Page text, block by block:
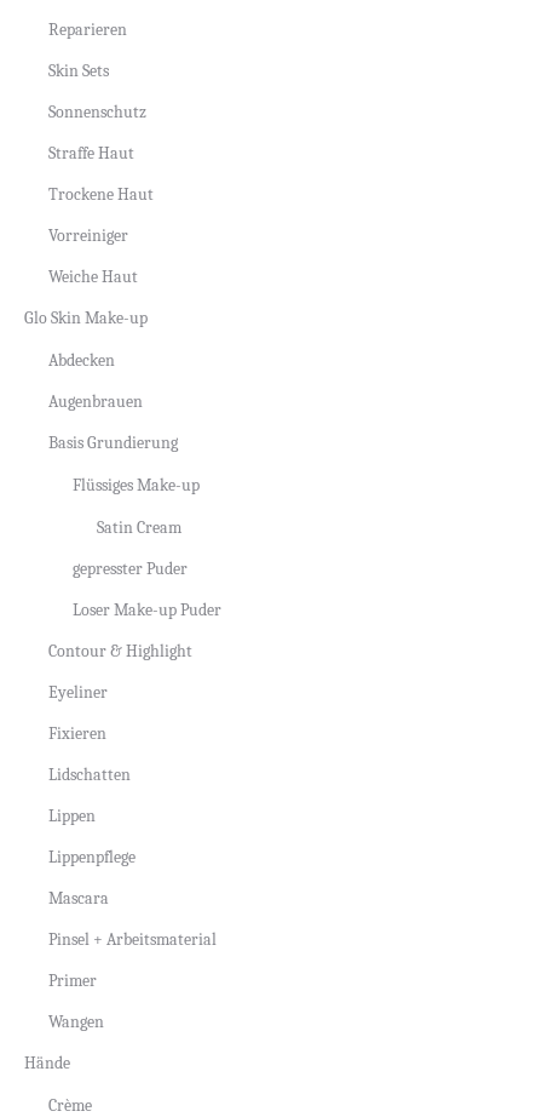
Reparieren
Skin Sets
Sonnenschutz
Straffe Haut
Trockene Haut
Vorreiniger
Weiche Haut
Glo Skin Make-up
Abdecken
Augenbrauen
Basis Grundierung
Flüssiges Make-up
Satin Cream
gepresster Puder
Loser Make-up Puder
Contour & Highlight
Eyeliner
Fixieren
Lidschatten
Lippen
Lippenpflege
Mascara
Pinsel + Arbeitsmaterial
Primer
Wangen
Hände
Crème